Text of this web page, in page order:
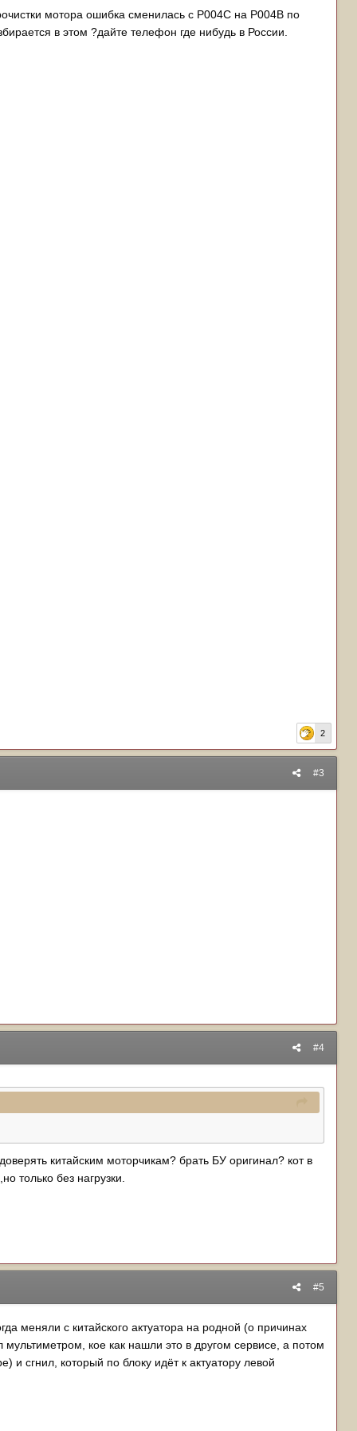
мотора ошибка сменилась с Р004С на Р004В по
в этом ?дайте телефон где нибудь в России.
2
#3
#4
китайским моторчикам? брать БУ оригинал? кот в
только без нагрузки.
#5
меняли с китайского актуатора на родной (о причинах
кое как нашли это в другом сервисе, а потом
и сгнил, который по блоку идёт к актуатору левой